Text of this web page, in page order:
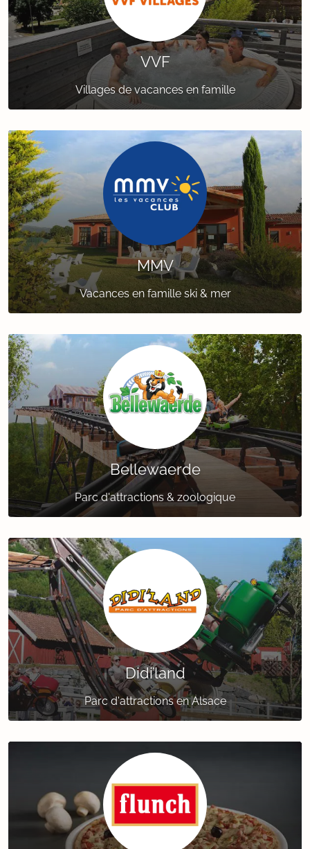
VVF
Villages de vacances en famille
MMV
Vacances en famille ski & mer
Bellewaerde
Parc d'attractions & zoologique
Didi’land
Parc d'attractions en Alsace